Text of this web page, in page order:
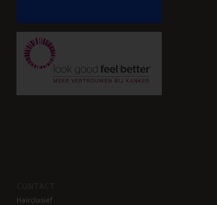
Hairclusief